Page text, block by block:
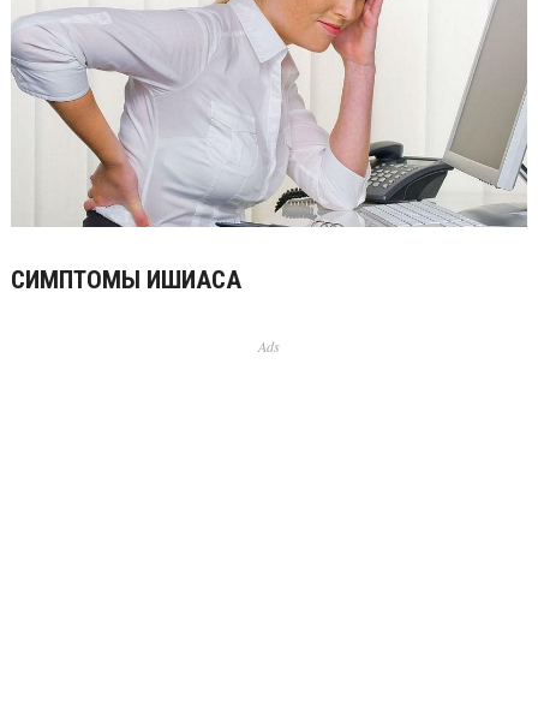
СИМПТОМЫ ИШИАСА
Ads